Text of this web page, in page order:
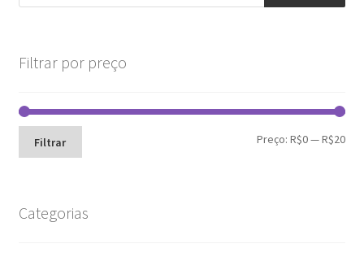
Filtrar por preço
Filtrar Preço:R$0—R$20
Categorias